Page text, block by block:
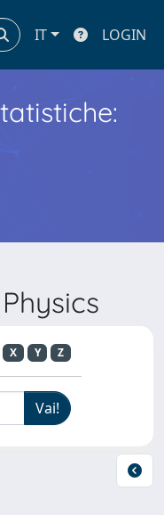
IT LOGIN
X Y Z